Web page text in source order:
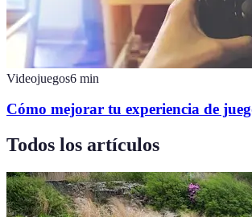
Videojuegos6 min
Cómo mejorar tu experiencia de
Todos los artículos